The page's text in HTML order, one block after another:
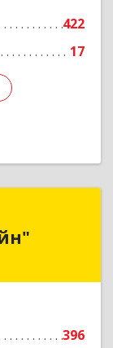
422
17
396
и